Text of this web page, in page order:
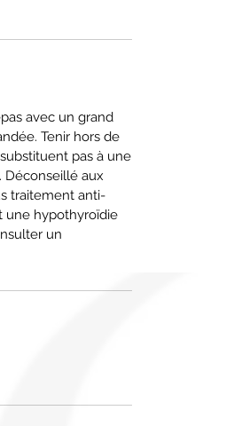
avec un grand
Tenir hors de
pas à une
Déconseillé aux
traitement anti-
une hypothyroïdie
un